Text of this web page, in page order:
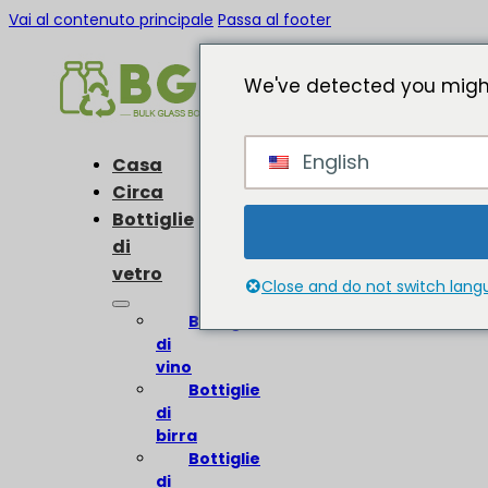
Vai al contenuto principale Passa al footer
Casa
Circa
Bottiglie
di
vetro
Bottiglie
di
vino
Bottiglie
di
birra
Bottiglie
di
We've detected you
English
Close and do not switch